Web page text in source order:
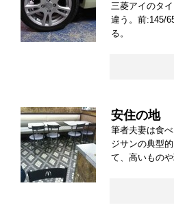
三菱アイのタ
違う。前:145/
る。
安住の地
筆者夫妻は食
ジサンの典型
て、高いもの